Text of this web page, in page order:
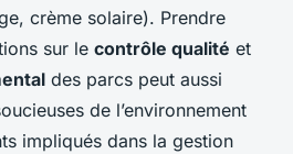
crème solaire). Prendre
sur le contrôle qualité et
des parcs peut aussi
de l’environnement
impliqués dans la gestion